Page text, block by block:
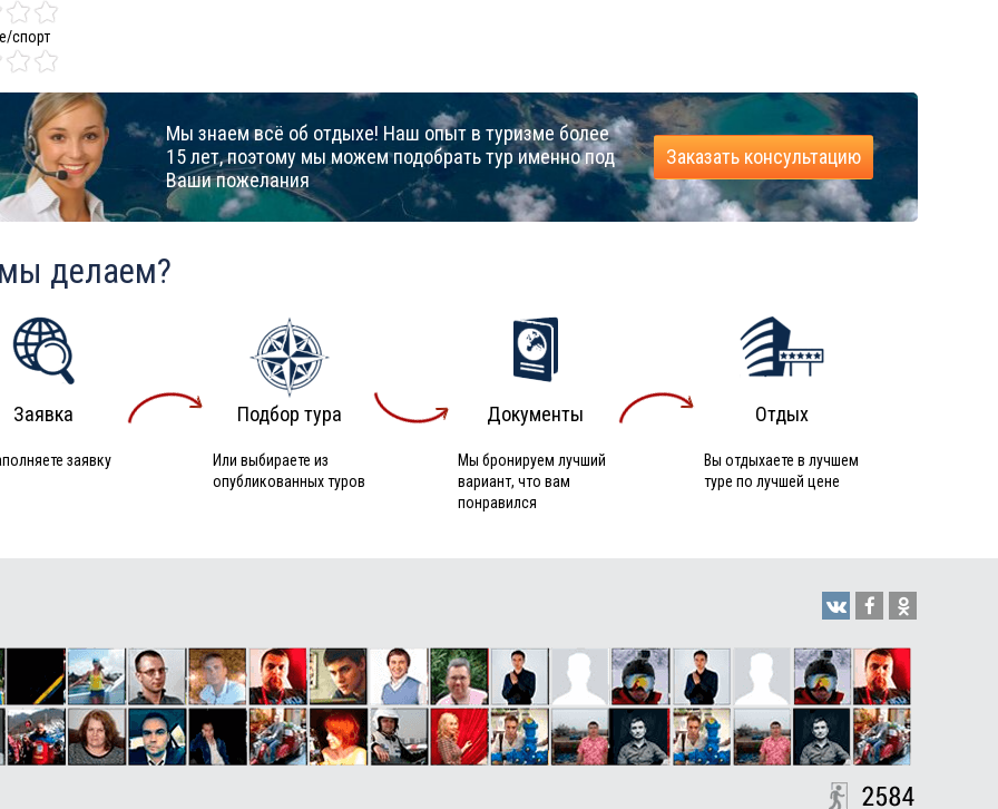
спорт
Мы знаем всё об отдыхе! Наш опыт в туризме более
15 лет, поэтому мы можем подобрать тур именно под
Ваши пожелания
Заказать консультацию
делаем?
Заявка
заявку
Подбор тура
Или выбираете из
опубликованных туров
Документы
Мы бронируем лучший
вариант, что вам
понравился
Отдых
Вы отдыхаете в лучшем
туре по лучшей цене